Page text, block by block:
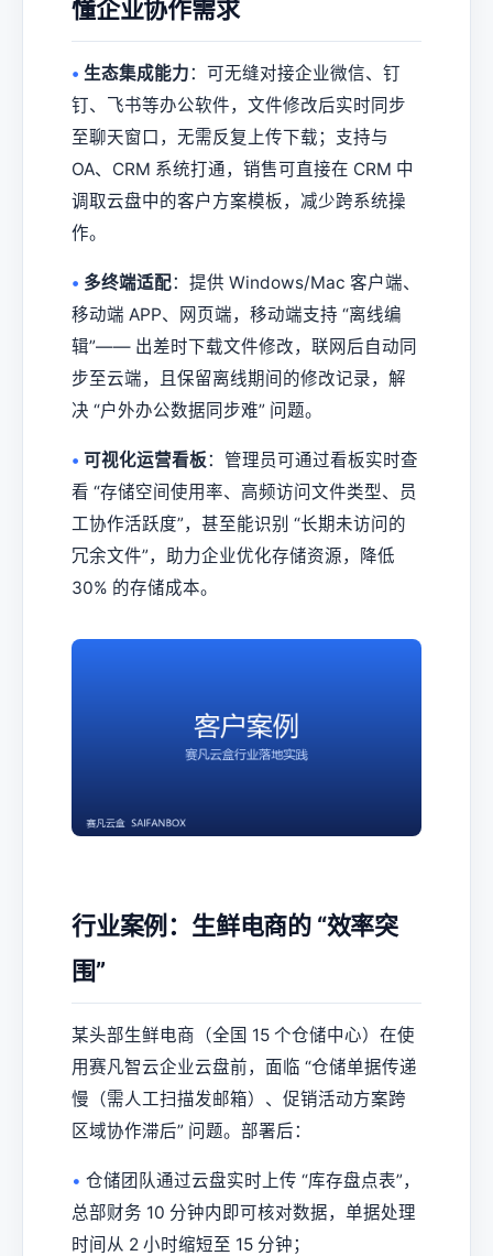
懂企业协作需求
• 生态集成能力：可无缝对接企业微信、钉
钉、飞书等办公软件，文件修改后实时同步
至聊天窗口，无需反复上传下载；支持与
OA、CRM 系统打通，销售可直接在 CRM 中
调取云盘中的客户方案模板，减少跨系统操
作。
• 多终端适配：提供 Windows/Mac 客户端、
移动端 APP、网页端，移动端支持 “离线编
辑”—— 出差时下载文件修改，联网后自动同
步至云端，且保留离线期间的修改记录，解
决 “户外办公数据同步难” 问题。
• 可视化运营看板：管理员可通过看板实时查
看 “存储空间使用率、高频访问文件类型、员
工协作活跃度”，甚至能识别 “长期未访问的
冗余文件”，助力企业优化存储资源，降低
30% 的存储成本。
行业案例：生鲜电商的 “效率突
围”
某头部生鲜电商（全国 15 个仓储中心）在使
用赛凡智云企业云盘前，面临 “仓储单据传递
慢（需人工扫描发邮箱）、促销活动方案跨
区域协作滞后” 问题。部署后：
• 仓储团队通过云盘实时上传 “库存盘点表”，
总部财务 10 分钟内即可核对数据，单据处理
时间从 2 小时缩短至 15 分钟；